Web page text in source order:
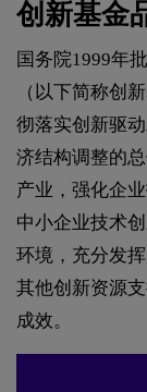
创新基金
国务院1999年
（以下简称创
彻落实创新驱
济结构调整的
产业，强化企
中小企业技术
环境，充分发
其他创新资源
成效。